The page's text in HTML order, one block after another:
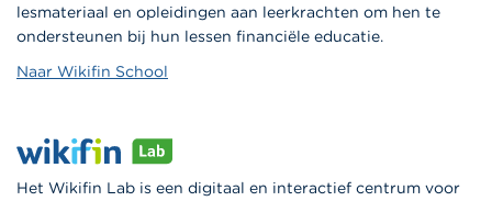
lesmateriaal en opleidingen aan leerkrachten om hen te
ondersteunen bij hun lessen financiële educatie.
Naar Wikifin School
Het Wikifin Lab is een digitaal en interactief centrum voor